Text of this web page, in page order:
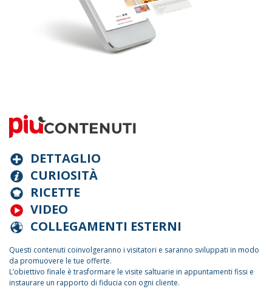
DETTAGLIO
CURIOSITÀ
RICETTE
VIDEO
COLLEGAMENTI ESTERNI
Questi contenuti coinvolgeranno i visitatori e saranno sviluppati in modo
da promuovere le tue offerte.
L’obiettivo finale è trasformare le visite saltuarie in appuntamenti fissi e
instaurare un rapporto di fiducia con ogni cliente.